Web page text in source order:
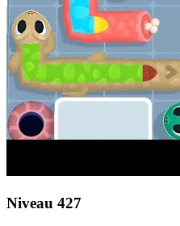
Niveau 427